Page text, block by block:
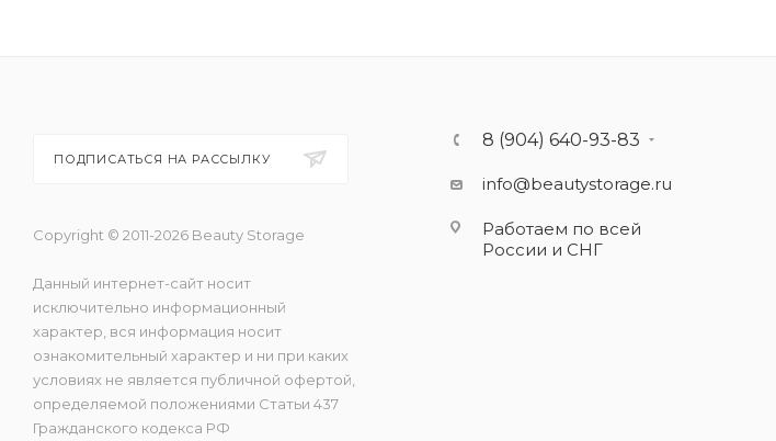
ПОДПИСАТЬСЯ НА РАССЫЛКУ
Copyright © 2011-2026 Beauty Storage
Данный интернет-сайт носит
исключительно информационный
характер, вся информация носит
ознакомительный характер и ни при каких
условиях не является публичной офертой,
определяемой положениями Статьи 437
Гражданского кодекса РФ
8 (904) 640-93-83
info@beautystorage.ru
Работаем по всей
России и СНГ